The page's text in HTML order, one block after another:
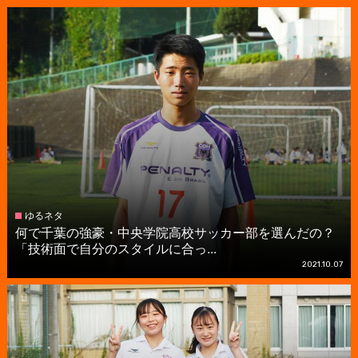
ゆるネタ
何で千葉の強豪・中央学院高校サッカー部を選んだの？
「技術面で自分のスタイルに合っ...
2021.10.07